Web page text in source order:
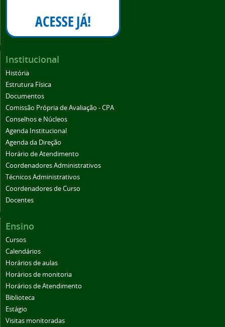
Institucional
História
Estrutura Física
Documentos
Comissão Própria de Avaliação - CPA
Conselhos e Núcleos
Agenda Institucional
Agenda da Direção
Horário de Atendimento
Coordenadores Administrativos
Técnicos Administrativos
Coordenadores de Curso
Docentes
Ensino
Cursos
Calendários
Horários de aulas
Horários de monitoria
Horários de Atendimento
Biblioteca
Estágio
Visitas monitoradas